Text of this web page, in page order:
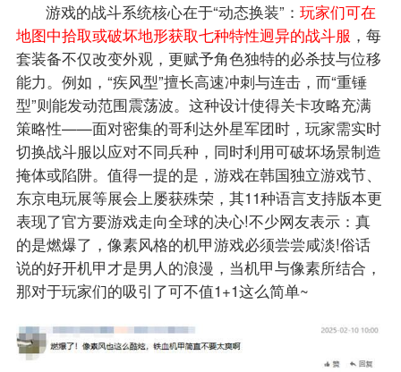
游戏的战斗系统核心在于“动态换装”：玩家们可在
地图中拾取或破坏地形获取七种特性迥异的战斗服 ，每
套装备不仅改变外观，更赋予角色独特的必杀技与位移
能力。例如，“疾风型”擅长高速冲刺与连击，而“重锤
型”则能发动范围震荡波。这种设计使得关卡攻略充满
策略性——面对密集的哥利达外星军团时，玩家需实时
切换战斗服以应对不同兵种，同时利用可破坏场景制造
掩体或陷阱。值得一提的是，游戏在韩国独立游戏节、
东京电玩展等展会上屡获殊荣，其11种语言支持版本更
表现了官方要游戏走向全球的决心!不少网友表示：真
的是燃爆了，像素风格的机甲游戏必须尝尝咸淡!俗话
说的好开机甲才是男人的浪漫，当机甲与像素所结合，
那对于玩家们的吸引了可不值1+1这么简单~